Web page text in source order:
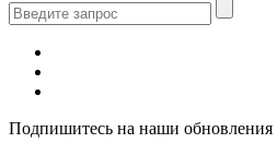
Подпишитесь на наши обновления